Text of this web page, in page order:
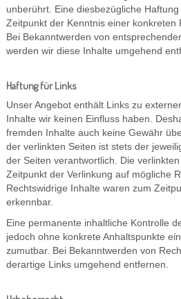
unberührt. Eine diesbezügliche
Zeitpunkt der Kenntnis einer konkreten
Bei Bekanntwerden von
werden wir diese Inhalte umgehend
Haftung für Links
Unser Angebot enthält Links zu
Inhalte wir keinen Einfluss haben.
fremden Inhalte auch keine Gewähr
der verlinkten Seiten ist stets der
der Seiten verantwortlich. Die
Zeitpunkt der Verlinkung auf mögliche
Rechtswidrige Inhalte waren zum
erkennbar.
Eine permanente inhaltliche Kontrolle
jedoch ohne konkrete Anhaltspunkte
zumutbar. Bei Bekanntwerden von
derartige Links umgehend entfernen.